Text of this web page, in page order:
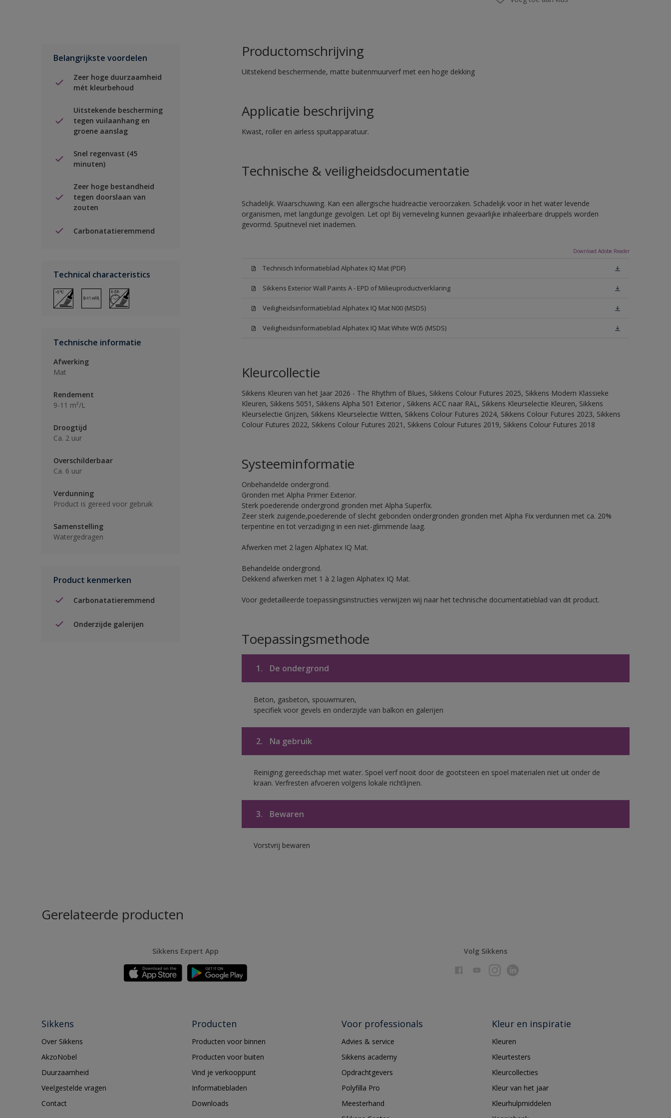
Belangrijkste voordelen
Zeer hoge duurzaamheid
mét kleurbehoud
Uitstekende bescherming
tegen vuilaanhang en
groene aanslag
Snel regenvast (45
minuten)
Zeer hoge bestandheid
tegen doorslaan van
zouten
Carbonatatieremmend
Technical characteristics
Technische informatie
Afwerking
Mat
Rendement
9-11 m²/L
Droogtijd
Ca. 2 uur
Overschilderbaar
Ca. 6 uur
Verdunning
Product is gereed voor gebruik
Samenstelling
Watergedragen
Product kenmerken
Carbonatatieremmend
Onderzijde galerijen
Productomschrijving
Uitstekend beschermende, matte buitenmuurverf met een hoge dekking
Applicatie beschrijving
Kwast, roller en airless spuitapparatuur.
Technische & veiligheidsdocumentatie
Schadelijk. Waarschuwing. Kan een allergische huidreactie veroorzaken. Schadelijk voor in het water levende
organismen, met langdurige gevolgen. Let op! Bij verneveling kunnen gevaarlijke inhaleerbare druppels worden
gevormd. Spuitnevel niet inademen.
Download Adobe Reader
Technisch Informatieblad Alphatex IQ Mat (PDF)
Sikkens Exterior Wall Paints A - EPD of Milieuproductverklaring
Veiligheidsinformatieblad Alphatex IQ Mat N00 (MSDS)
Veiligheidsinformatieblad Alphatex IQ Mat White W05 (MSDS)
Kleurcollectie
Sikkens Kleuren van het Jaar 2026 - The Rhythm of Blues, Sikkens Colour Futures 2025, Sikkens Modern Klassieke
Kleuren, Sikkens 5051, Sikkens Alpha 501 Exterior , Sikkens ACC naar RAL, Sikkens Kleurselectie Kleuren, Sikkens
Kleurselectie Grijzen, Sikkens Kleurselectie Witten, Sikkens Colour Futures 2024, Sikkens Colour Futures 2023, Sikkens
Colour Futures 2022, Sikkens Colour Futures 2021, Sikkens Colour Futures 2019, Sikkens Colour Futures 2018
Systeeminformatie
Onbehandelde ondergrond.
Gronden met Alpha Primer Exterior.
Sterk poederende ondergrond gronden met Alpha Superfix.
Zeer sterk zuigende,poederende of slecht gebonden ondergronden gronden met Alpha Fix verdunnen met ca. 20%
terpentine en tot verzadiging in een niet-glimmende laag.
Afwerken met 2 lagen Alphatex IQ Mat.
Behandelde ondergrond.
Dekkend afwerken met 1 à 2 lagen Alphatex IQ Mat.
Voor gedetailleerde toepassingsinstructies verwijzen wij naar het technische documentatieblad van dit product.
Toepassingsmethode
1. De ondergrond
Beton, gasbeton, spouwmuren,
specifiek voor gevels en onderzijde van balkon en galerijen
2. Na gebruik
Reiniging gereedschap met water. Spoel verf nooit door de gootsteen en spoel materialen niet uit onder de
kraan. Verfresten afvoeren volgens lokale richtlijnen.
3. Bewaren
Vorstvrij bewaren
Gerelateerde producten
Sikkens Expert App Volg Sikkens
Sikkens
Over Sikkens
AkzoNobel
Duurzaamheid
Veelgestelde vragen
Contact
Producten
Producten voor binnen
Producten voor buiten
Vind je verkooppunt
Informatiebladen
Downloads
Voor professionals
Advies & service
Sikkens academy
Opdrachtgevers
Polyfilla Pro
Meesterhand
Kleur en inspiratie
Kleuren
Kleurtesters
Kleurcollecties
Kleur van het jaar
Kleurhulpmiddelen